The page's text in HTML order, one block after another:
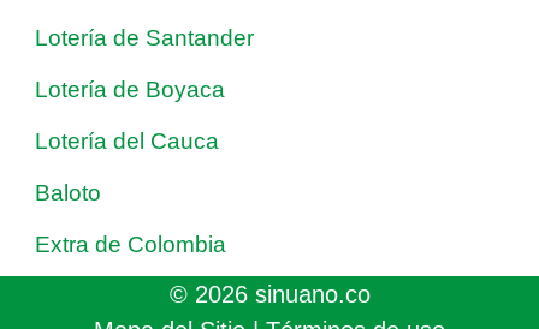
Lotería de Santander
Lotería de Boyaca
Lotería del Cauca
Baloto
Extra de Colombia
© 2026 sinuano.co